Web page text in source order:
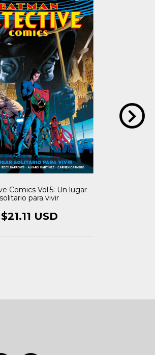
Comics Vol.5: Un lugar
solitario para vivir
$21.11 USD